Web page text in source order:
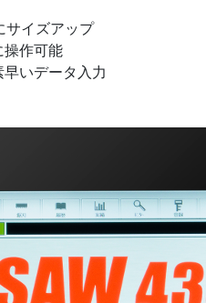
サイズアップ
操作可能
いデータ入力